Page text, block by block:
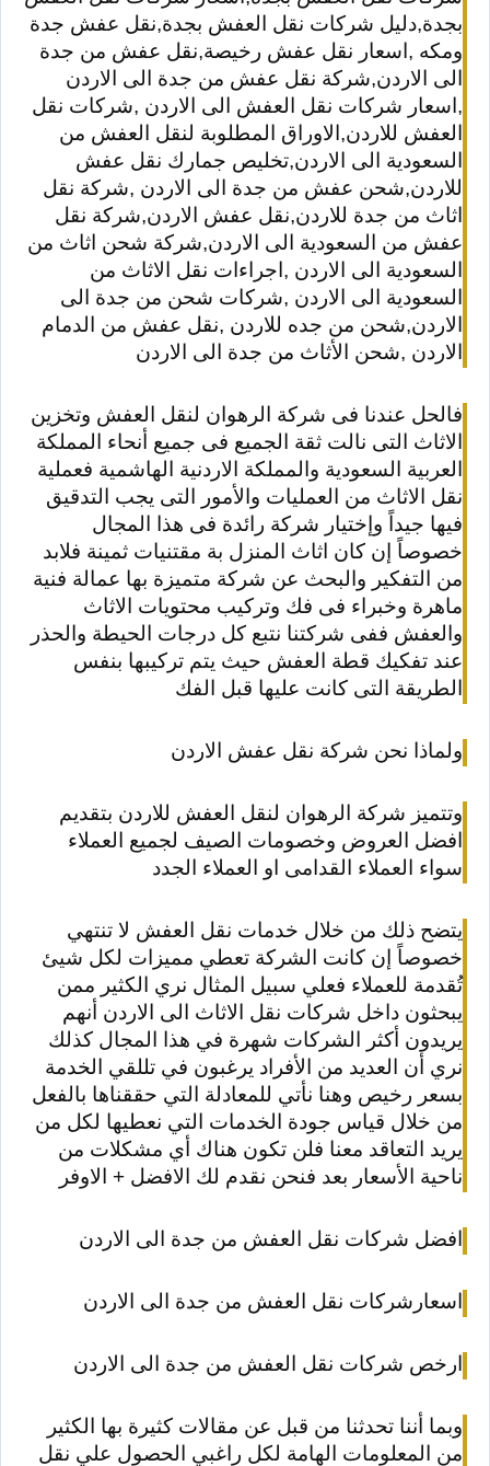
بجدة,دليل شركات نقل العفش بجدة,نقل عفش جدة
ومكه ,اسعار نقل عفش رخيصة,نقل عفش من جدة
الى الاردن,شركة نقل عفش من جدة الى الاردن
,اسعار شركات نقل العفش الى الاردن ,شركات نقل
العفش للاردن,الاوراق المطلوبة لنقل العفش من
السعودية الى الاردن,تخليص جمارك نقل عفش
للاردن,شحن عفش من جدة الى الاردن ,شركة نقل
اثاث من جدة للاردن,نقل عفش الاردن,شركة نقل
عفش من السعودية الى الاردن,شركة شحن اثاث من
السعودية الى الاردن ,اجراءات نقل الاثاث من
السعودية الى الاردن ,شركات شحن من جدة الى
الاردن,شحن من جده للاردن ,نقل عفش من الدمام
الاردن ,شحن الأثاث من جدة الى الاردن
فالحل عندنا فى شركة الرهوان لنقل العفش وتخزين
الاثاث التى نالت ثقة الجميع فى جميع أنحاء المملكة
العربية السعودية والمملكة الاردنية الهاشمية فعملية
نقل الاثاث من العمليات والأمور التى يجب التدقيق
فيها جيداً وإختيار شركة رائدة فى هذا المجال
خصوصاً إن كان اثاث المنزل بة مقتنيات ثمينة فلابد
من التفكير والبحث عن شركة متميزة بها عمالة فنية
ماهرة وخبراء فى فك وتركيب محتويات الاثاث
والعفش ففى شركتنا نتبع كل درجات الحيطة والحذر
عند تفكيك قطة العفش حيث يتم تركيبها بنفس
الطريقة التى كانت عليها قبل الفك
ولماذا نحن شركة نقل عفش الاردن
وتتميز شركة الرهوان لنقل العفش للاردن بتقديم
افضل العروض وخصومات الصيف لجميع العملاء
سواء العملاء القدامى او العملاء الجدد
يتضح ذلك من خلال خدمات نقل العفش لا تنتهي
خصوصاً إن كانت الشركة تعطي مميزات لكل شيئ
تُقدمة للعملاء فعلي سبيل المثال نري الكثير ممن
يبحثون داخل شركات نقل الاثاث الى الاردن أنهم
يريدون أكثر الشركات شهرة في هذا المجال كذلك
نري أن العديد من الأفراد يرغبون في تللقي الخدمة
بسعر رخيص وهنا نأتي للمعادلة التي حققناها بالفعل
من خلال قياس جودة الخدمات التي نعطيها لكل من
يريد التعاقد معنا فلن تكون هناك أي مشكلات من
ناحية الأسعار بعد فنحن نقدم لك الافضل + الاوفر
افضل شركات نقل العفش من جدة الى الاردن
اسعارشركات نقل العفش من جدة الى الاردن
ارخص شركات نقل العفش من جدة الى الاردن
وبما أننا تحدثنا من قبل عن مقالات كثيرة بها الكثير
من المعلومات الهامة لكل راغبي الحصول علي نقل